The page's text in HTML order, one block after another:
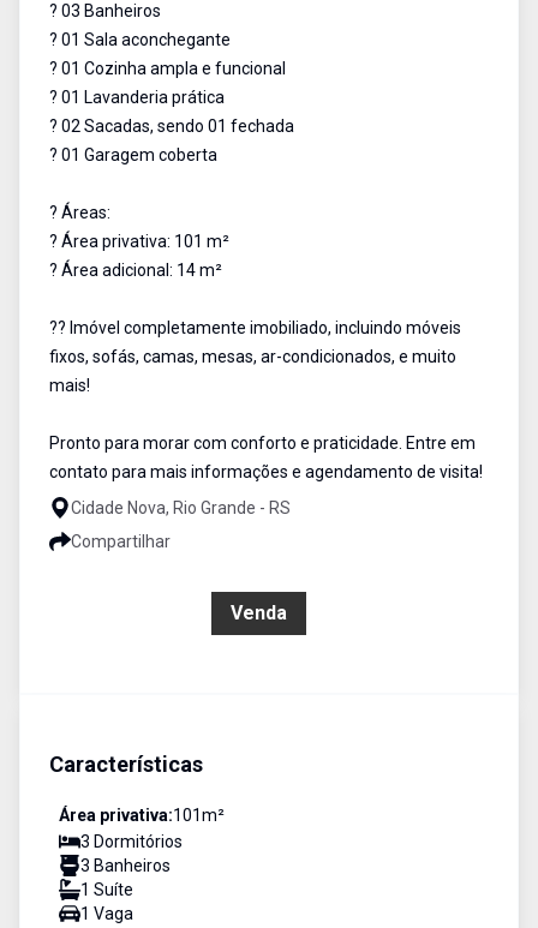
? 03 Banheiros
? 01 Sala aconchegante
? 01 Cozinha ampla e funcional
? 01 Lavanderia prática
? 02 Sacadas, sendo 01 fechada
? 01 Garagem coberta
? Áreas:
? Área privativa: 101 m²
? Área adicional: 14 m²
?? Imóvel completamente imobiliado, incluindo móveis
fixos, sofás, camas, mesas, ar-condicionados, e muito
mais!
Pronto para morar com conforto e praticidade. Entre em
contato para mais informações e agendamento de visita!
Cidade Nova, Rio Grande - RS
Compartilhar
Venda
Características
Área privativa:101m²
3 Dormitórios
3 Banheiros
1 Suíte
1 Vaga